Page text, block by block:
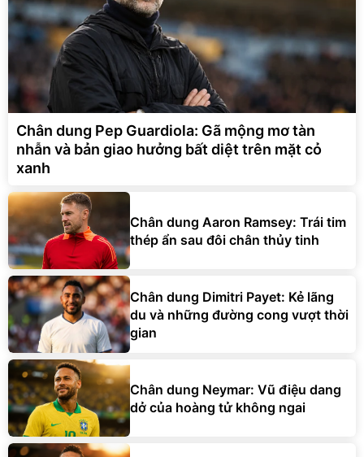
Chân dung Pep Guardiola: Gã mộng mơ tàn
nhẫn và bản giao hưởng bất diệt trên mặt cỏ
xanh
Chân dung Aaron Ramsey: Trái tim
thép ẩn sau đôi chân thủy tinh
Chân dung Dimitri Payet: Kẻ lãng
du và những đường cong vượt thời
gian
Chân dung Neymar: Vũ điệu dang
dở của hoàng tử không ngai